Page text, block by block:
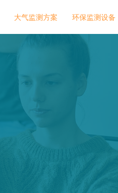
大气监测方案 环保监测设备